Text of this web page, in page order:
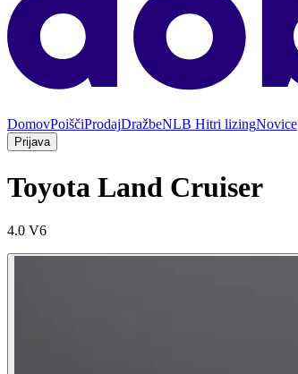
DomovPoiščiProdajDražbeNLB Hitri lizingNovice
Prijava
Toyota Land Cruiser
4.0 V6